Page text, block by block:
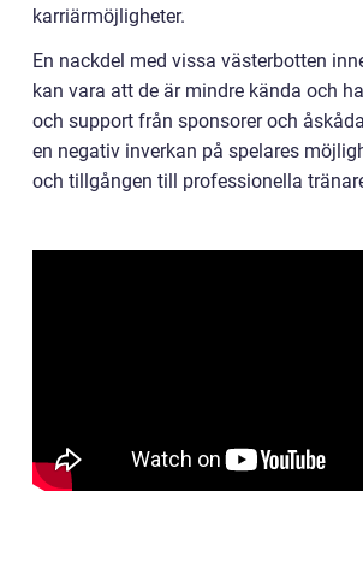
karriärmöjligheter.
En nackdel med vissa västerbotten
kan vara att de är mindre kända och
och support från sponsorer och
en negativ inverkan på spelares
och tillgången till professionella